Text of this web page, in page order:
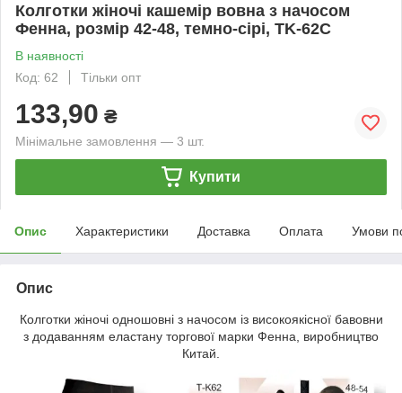
Колготки жіночі кашемір вовна з начосом
Фенна, розмір 42-48, темно-сірі, TK-62C
В наявності
Код: 62
Тільки опт
133,90 ₴
Мінімальне замовлення — 3 шт.
Купити
Опис Характеристики Доставка Оплата Умови
Опис
Колготки жіночі одношовні з начосом із високоякісної бавовни
з додаванням еластану торгової марки Фенна, виробництво
Китай.